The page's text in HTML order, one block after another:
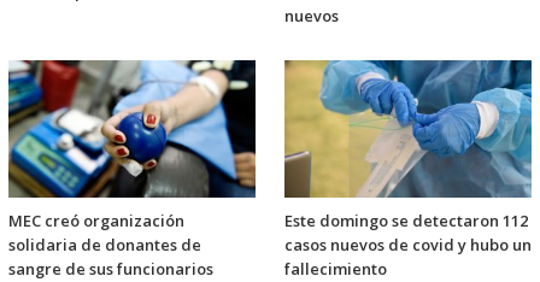
nuevos
MEC creó organización
solidaria de donantes de
sangre de sus funcionarios
Este domingo se detectaron 112
casos nuevos de covid y hubo un
fallecimiento